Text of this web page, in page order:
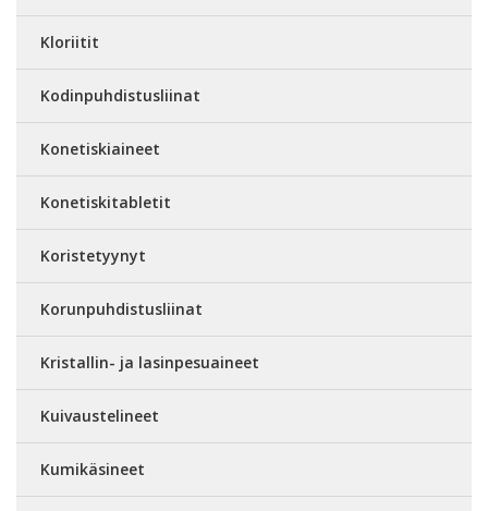
Kloriitit
Kodinpuhdistusliinat
Konetiskiaineet
Konetiskitabletit
Koristetyynyt
Korunpuhdistusliinat
Kristallin- ja lasinpesuaineet
Kuivaustelineet
Kumikäsineet